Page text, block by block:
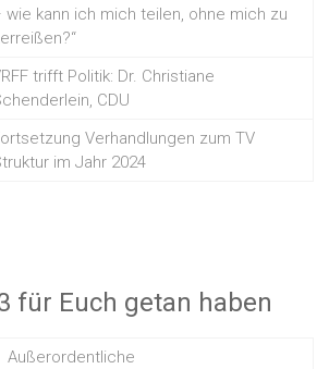
wie kann ich mich teilen, ohne mich zu
trifft Politik: Dr. Christiane
CDU
Verhandlungen zum TV
im Jahr 2024
für Euch getan haben
Außerordentliche